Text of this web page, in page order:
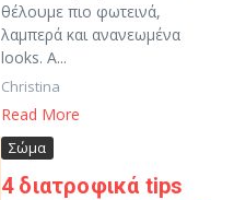
θέλουμε πιο φωτεινά,
λαμπερά και ανανεωμένα
looks. Α...
Christina
Read More
Σώμα
4 διατροφικά tips